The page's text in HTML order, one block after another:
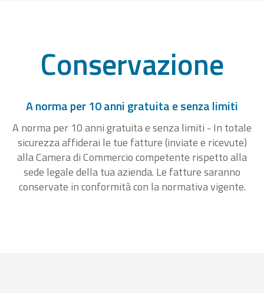
Conservazione
A norma per 10 anni gratuita e senza limiti
A norma per 10 anni gratuita e senza limiti - In totale
sicurezza affiderai le tue fatture (inviate e ricevute)
alla Camera di Commercio competente rispetto alla
sede legale della tua azienda. Le fatture saranno
conservate in conformità con la normativa vigente.